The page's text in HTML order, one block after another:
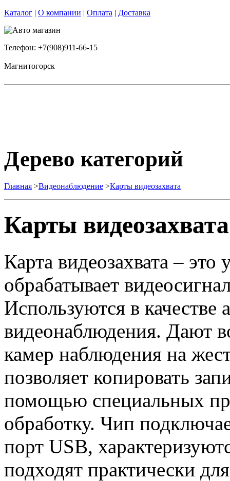
Каталог | О компании | Оплата | Доставка
Телефон: +7(908)911-66-15
Магнитогорск
Дерево категорий
Главная >Видеонаблюдение >Карты видеозахвата
Карты видеозахвата
Карта видеозахвата – это
обрабатывает
Используются в качестве
видеонаблюдения. Дают
камер наблюдения на
позволяет копировать
помощью специальных
обработку. Чип
порт USB,
подходят практически